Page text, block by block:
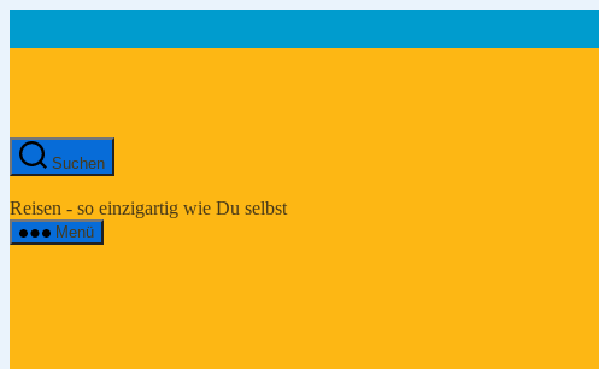
Suchen
Reiseportal
Reisen - so einzigartig wie Du selbst
Menü